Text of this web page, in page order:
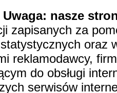
Uwaga: nasze
zapisanych za
oraz
reklamodawcy,
do obsługi
serwisów